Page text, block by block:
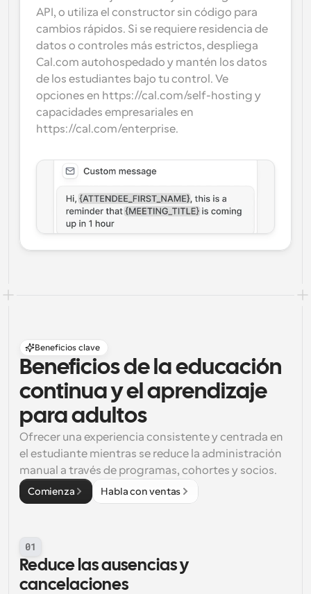
API, o utiliza el constructor sin código para
cambios rápidos. Si se requiere residencia de
datos o controles más estrictos, despliega
Cal.com autohospedado y mantén los datos
de los estudiantes bajo tu control. Ve
opciones en https://cal.com/self-hosting y
capacidades empresariales en
https://cal.com/enterprise.
Beneficios clave
Beneficios de la educación
continua y el aprendizaje
para adultos
Ofrecer una experiencia consistente y centrada en
el estudiante mientras se reduce la administración
manual a través de programas, cohortes y socios.
Comienza Habla con ventas
01
Reduce las ausencias y
cancelaciones